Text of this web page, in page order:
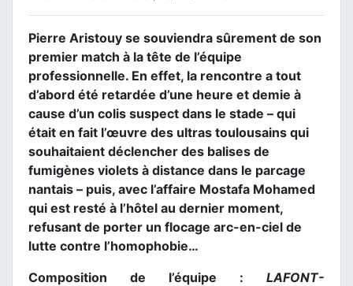
Pierre Aristouy se souviendra sûrement de son
premier match à la tête de l’équipe
professionnelle. En effet, la rencontre a tout
d’abord été retardée d’une heure et demie à
cause d’un colis suspect dans le stade – qui
était en fait l’œuvre des ultras toulousains qui
souhaitaient déclencher des balises de
fumigènes violets à distance dans le parcage
nantais – puis, avec l’affaire Mostafa Mohamed
qui est resté à l’hôtel au dernier moment,
refusant de porter un flocage arc-en-ciel de
lutte contre l’homophobie…
Composition de l’équipe : LAFONT-